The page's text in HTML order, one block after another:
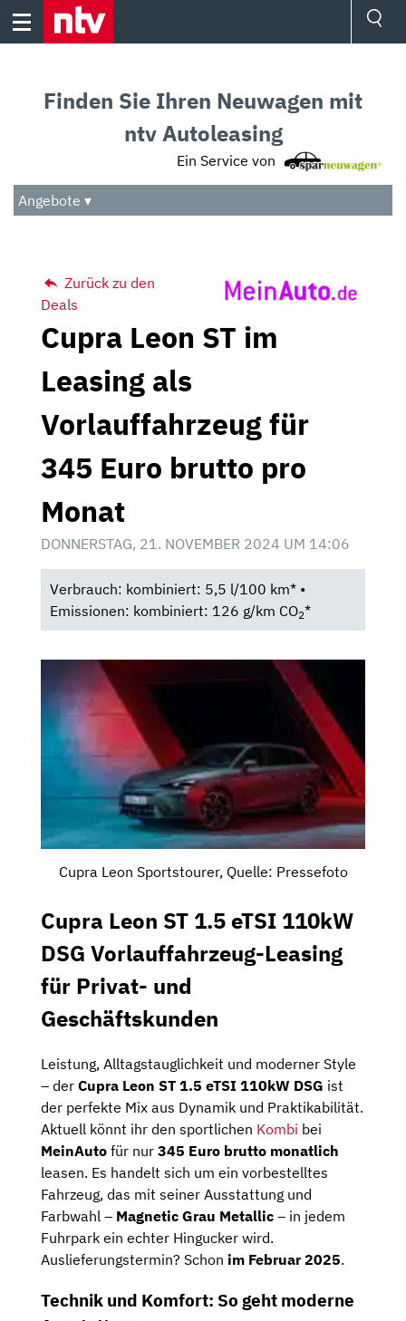
Skip
Audio
Das Beste
Finden Sie Ihren Neuwagen mit
ntv Autoleasing
Ein Service von
Angebote ▾
Zurück zu den
Deals
Cupra Leon ST im
Leasing als
Vorlauffahrzeug für
345 Euro brutto pro
Monat
DONNERSTAG, 21. NOVEMBER 2024 UM 14:06
Verbrauch: kombiniert: 5,5 l/100 km* •
Emissionen: kombiniert: 126 g/km CO2*
Cupra Leon Sportstourer, Quelle: Pressefoto
Cupra Leon ST 1.5 eTSI 110kW
DSG Vorlauffahrzeug-Leasing
für Privat- und
Geschäftskunden
Leistung, Alltagstauglichkeit und moderner Style
– der Cupra Leon ST 1.5 eTSI 110kW DSG ist
der perfekte Mix aus Dynamik und Praktikabilität.
Aktuell könnt ihr den sportlichen Kombi bei
MeinAuto für nur 345 Euro brutto monatlich
leasen. Es handelt sich um ein vorbestelltes
Fahrzeug, das mit seiner Ausstattung und
Farbwahl – Magnetic Grau Metallic – in jedem
Fuhrpark ein echter Hingucker wird.
Auslieferungstermin? Schon im Februar 2025.
Technik und Komfort: So geht moderne